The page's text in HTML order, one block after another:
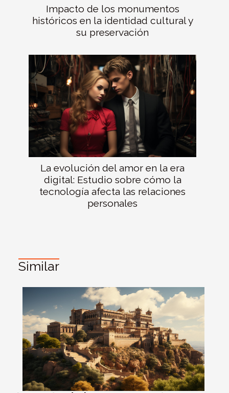
Impacto de los monumentos
históricos en la identidad cultural y
su preservación
La evolución del amor en la era
digital: Estudio sobre cómo la
tecnología afecta las relaciones
personales
Similar